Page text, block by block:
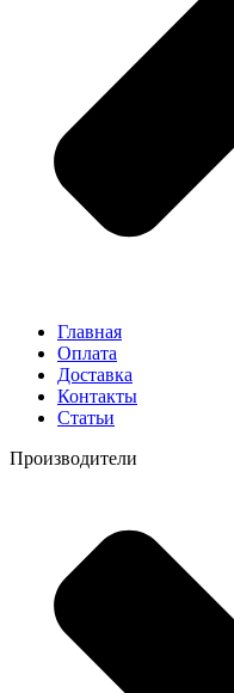
Главная
Оплата
Доставка
Контакты
Статьи
Производители